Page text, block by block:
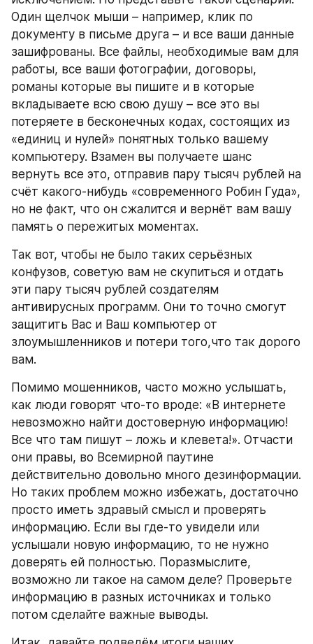
Один щелчок мыши – например, клик по
документу в письме друга – и все ваши данные
зашифрованы. Все файлы, необходимые вам для
работы, все ваши фотографии, договоры,
романы которые вы пишите и в которые
вкладываете всю свою душу – все это вы
потеряете в бесконечных кодах, состоящих из
«единиц и нулей» понятных только вашему
компьютеру. Взамен вы получаете шанс
вернуть все это, отправив пару тысяч рублей на
счёт какого-нибудь «современного Робин Гуда»,
но не факт, что он сжалится и вернёт вам вашу
память о пережитых моментах.
Так вот, чтобы не было таких серьёзных
конфузов, советую вам не скупиться и отдать
эти пару тысяч рублей создателям
антивирусных программ. Они то точно смогут
защитить Вас и Ваш компьютер от
злоумышленников и потери того,что так дорого
вам.
Помимо мошенников, часто можно услышать,
как люди говорят что-то вроде: «В интернете
невозможно найти достоверную информацию!
Все что там пишут – ложь и клевета!». Отчасти
они правы, во Всемирной паутине
действительно довольно много дезинформации.
Но таких проблем можно избежать, достаточно
просто иметь здравый смысл и проверять
информацию. Если вы где-то увидели или
услышали новую информацию, то не нужно
доверять ей полностью. Поразмыслите,
возможно ли такое на самом деле? Проверьте
информацию в разных источниках и только
потом сделайте важные выводы.